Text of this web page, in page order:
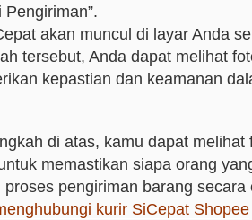
akan muncul di layar Anda
tersebut, Anda dapat melihat
kepastian dan keamanan
di atas, kamu dapat
memastikan siapa orang
pengiriman barang
kurir SiCepat Shopee